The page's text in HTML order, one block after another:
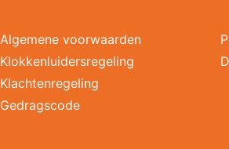
Algemene voorwaarden
Klokkenluidersregeling
Klachtenregeling
Gedragscode